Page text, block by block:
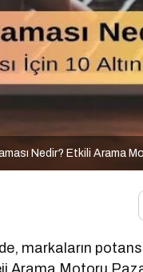
Nedir? Etkili Arama
markaların
Arama Motoru